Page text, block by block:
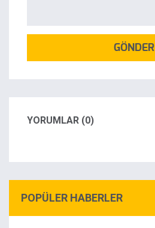
GÖNDER
YORUMLAR (0)
POPÜLER HABERLER